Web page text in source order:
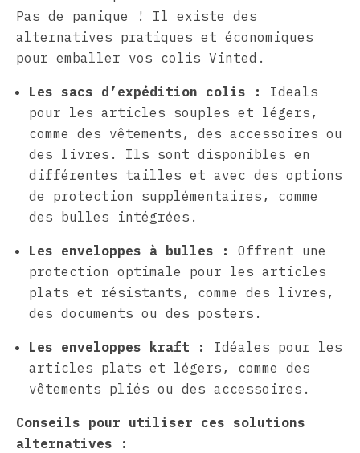
Pas de panique ! Il existe des
alternatives pratiques et économiques
pour emballer vos colis Vinted.
Les sacs d’expédition colis :
Ideals
pour les articles souples et légers,
comme des vêtements, des accessoires ou
des livres. Ils sont disponibles en
différentes tailles et avec des options
de protection supplémentaires, comme
des bulles intégrées.
Les enveloppes à bulles :
Offrent une
protection optimale pour les articles
plats et résistants, comme des livres,
des documents ou des posters.
Les enveloppes kraft :
Idéales pour les
articles plats et légers, comme des
vêtements pliés ou des accessoires.
Conseils pour utiliser ces solutions
alternatives :